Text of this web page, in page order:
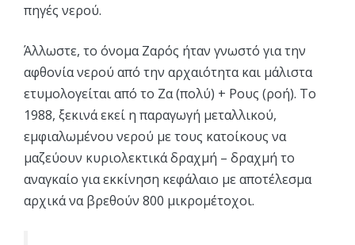
πηγές νερού.
Άλλωστε, το όνομα Ζαρός ήταν γνωστό για την
αφθονία νερού από την αρχαιότητα και μάλιστα
ετυμολογείται από το Zα (πολύ) + Pους (ροή). Το
1988, ξεκινά εκεί η παραγωγή μεταλλικού,
εμφιαλωμένου νερού με τους κατοίκους να
μαζεύουν κυριολεκτικά δραχμή – δραχμή το
αναγκαίο για εκκίνηση κεφάλαιο με αποτέλεσμα
αρχικά να βρεθούν 800 μικρομέτοχοι.